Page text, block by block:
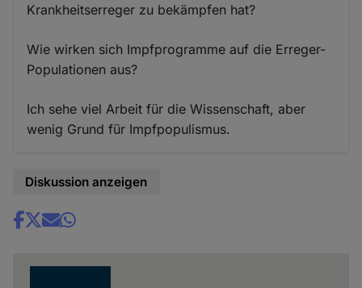
Krankheitserreger zu bekämpfen hat?
Wie wirken sich Impfprogramme auf die Erreger-
Populationen aus?
Ich sehe viel Arbeit für die Wissenschaft, aber
wenig Grund für Impfpopulismus.
Diskussion anzeigen
Share